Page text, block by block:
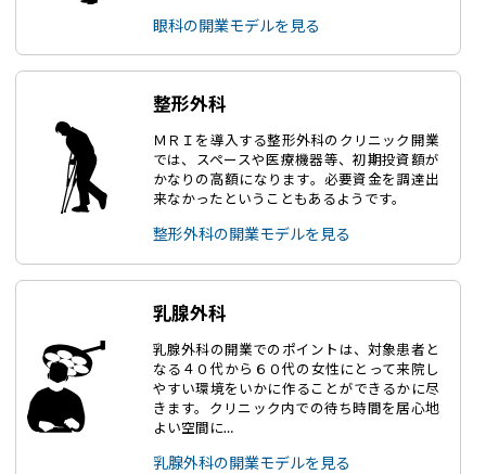
眼科の開業モデルを見る
整形外科
ＭＲＩを導入する整形外科のクリニック開業
では、スペースや医療機器等、初期投資額が
かなりの高額になります。必要資金を調達出
来なかったということもあるようです。
整形外科の開業モデルを見る
乳腺外科
乳腺外科の開業でのポイントは、対象患者と
なる４０代から６０代の女性にとって来院し
やすい環境をいかに作ることができるかに尽
きます。クリニック内での待ち時間を居心地
よい空間に…
乳腺外科の開業モデルを見る